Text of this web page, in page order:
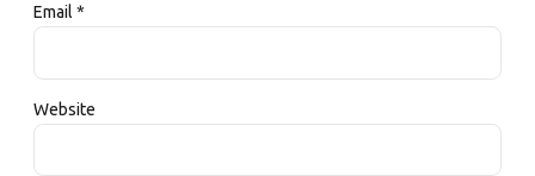
Email *
Website